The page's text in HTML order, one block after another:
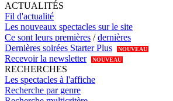
ACTUALITÉS
Fil d'actualité
Les nouveaux spectacles sur le site
Ce sont leurs premières /dernières
Dernières soirées Starter Plus
NOUVEAU
Recevoir la newsletter NOUVEAU
RECHERCHES
Les spectacles à l'affiche
Recherche par genre